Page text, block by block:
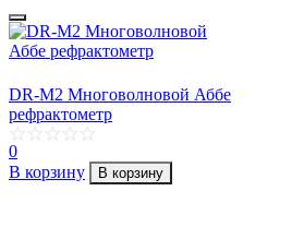
DR-M2 Многоволновой Аббе
рефрактометр
0
В корзину
В корзину